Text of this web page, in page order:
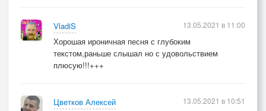
VladiS
Хорошая ироничная песня с глубоким
текстом,раньше слышал но с удовольствием
плюсую!!!+++
13.05.2021 в 11:00
Цветков Алексей
13.05.2021 в 10:51